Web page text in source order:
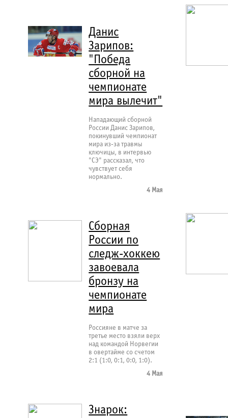
Данис
Зарипов:
"Победа
сборной на
чемпионате
мира вылечит"
Нападающий сборной
России Данис Зарипов,
покинувший чемпионат
мира из-за травмы
ключицы, в интервью
"СЭ" рассказал, что
чувствует себя
нормально.
4 Мая
Сборная
России по
следж-хоккею
завоевала
бронзу на
чемпионате
мира
Россияне в матче за
третье место взяли верх
над командой Норвегии
в овертайме со счетом
2:1 (1:0, 0:1, 0:0, 1:0).
4 Мая
Знарок: